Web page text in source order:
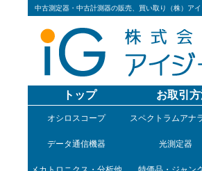
中古測定器・中古計測器の販売、買い取り（株）アイ
トップ お取引
オシロスコープ スペクトラムアナ
データ通信機器 光測定器